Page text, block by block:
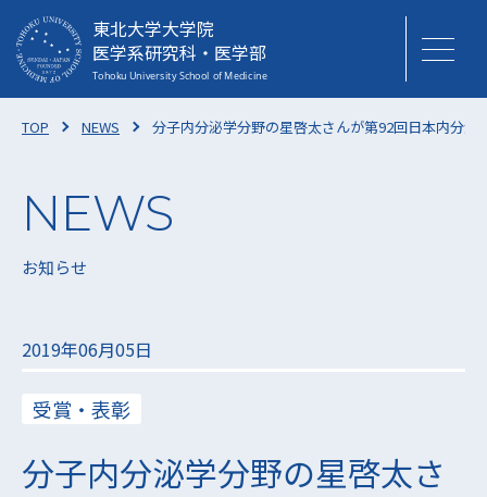
東北大学大学院
医学系研究科・医学部
TOP NEWS 分子内分泌学分野の星啓太さんが第92回日本内分
お知らせ
2019年06月05日
受賞・表彰
分子内分泌学分野の星啓太さ